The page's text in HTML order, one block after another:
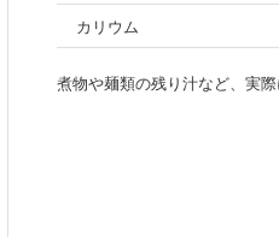
カリウム
煮物や麺類の残り汁など、実